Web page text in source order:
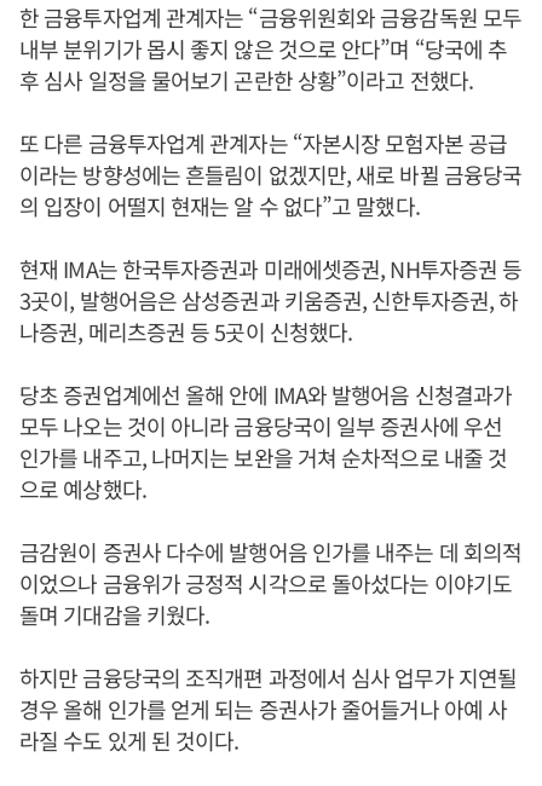
한 금융투자업계 관계자는 “금융위원회와 금융감독원 모두
내부 분위기가 몹시 좋지 않은 것으로 안다”며 “당국에 추
후 심사 일정을 물어보기 곤란한 상황”이라고 전했다.
또 다른 금융투자업계 관계자는 “자본시장 모험자본 공급
이라는 방향성에는 흔들림이 없겠지만, 새로 바뀔 금융당국
의 입장이 어떨지 현재는 알 수 없다”고 말했다.
현재 IMA는 한국투자증권과 미래에셋증권, NH투자증권 등
3곳이, 발행어음은 삼성증권과 키움증권, 신한투자증권, 하
나증권, 메리츠증권 등 5곳이 신청했다.
당초 증권업계에선 올해 안에 IMA와 발행어음 신청결과가
모두 나오는 것이 아니라 금융당국이 일부 증권사에 우선
인가를 내주고, 나머지는 보완을 거쳐 순차적으로 내줄 것
으로 예상했다.
금감원이 증권사 다수에 발행어음 인가를 내주는 데 회의적
이었으나 금융위가 긍정적 시각으로 돌아섰다는 이야기도
돌며 기대감을 키웠다.
하지만 금융당국의 조직개편 과정에서 심사 업무가 지연될
경우 올해 인가를 얻게 되는 증권사가 줄어들거나 아예 사
라질 수도 있게 된 것이다.